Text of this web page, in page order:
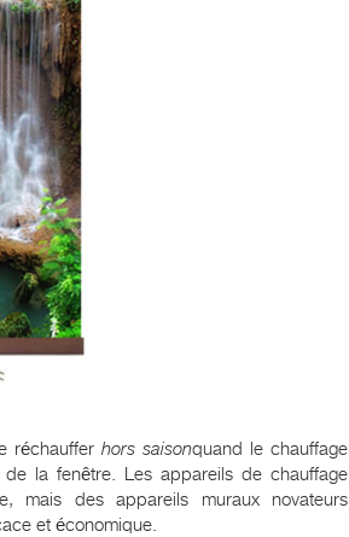
réchauffer hors saisonquand le chauffage
la fenêtre. Les appareils de chauffage
mais des appareils muraux novateurs
et économique.